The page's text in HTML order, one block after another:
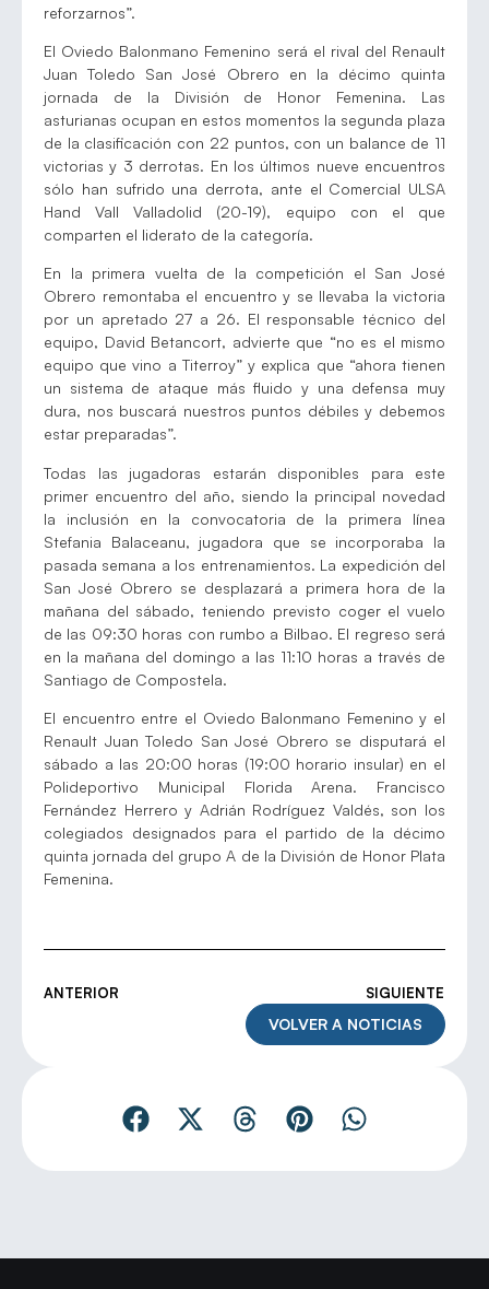
reforzarnos”.
El Oviedo Balonmano Femenino será el rival del Renault
Juan Toledo San José Obrero en la décimo quinta
jornada de la División de Honor Femenina. Las
asturianas ocupan en estos momentos la segunda plaza
de la clasificación con 22 puntos, con un balance de 11
victorias y 3 derrotas. En los últimos nueve encuentros
sólo han sufrido una derrota, ante el Comercial ULSA
Hand Vall Valladolid (20-19), equipo con el que
comparten el liderato de la categoría.
En la primera vuelta de la competición el San José
Obrero remontaba el encuentro y se llevaba la victoria
por un apretado 27 a 26. El responsable técnico del
equipo, David Betancort, advierte que “no es el mismo
equipo que vino a Titerroy” y explica que “ahora tienen
un sistema de ataque más fluido y una defensa muy
dura, nos buscará nuestros puntos débiles y debemos
estar preparadas”.
Todas las jugadoras estarán disponibles para este
primer encuentro del año, siendo la principal novedad
la inclusión en la convocatoria de la primera línea
Stefania Balaceanu, jugadora que se incorporaba la
pasada semana a los entrenamientos. La expedición del
San José Obrero se desplazará a primera hora de la
mañana del sábado, teniendo previsto coger el vuelo
de las 09:30 horas con rumbo a Bilbao. El regreso será
en la mañana del domingo a las 11:10 horas a través de
Santiago de Compostela.
El encuentro entre el Oviedo Balonmano Femenino y el
Renault Juan Toledo San José Obrero se disputará el
sábado a las 20:00 horas (19:00 horario insular) en el
Polideportivo Municipal Florida Arena. Francisco
Fernández Herrero y Adrián Rodríguez Valdés, son los
colegiados designados para el partido de la décimo
quinta jornada del grupo A de la División de Honor Plata
Femenina.
ANTERIOR SIGUIENTE
VOLVER A NOTICIAS